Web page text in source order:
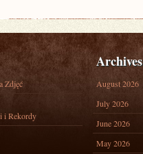
Zdjęć
i Rekordy
Archives
August 2026
July 2026
June 2026
May 2026